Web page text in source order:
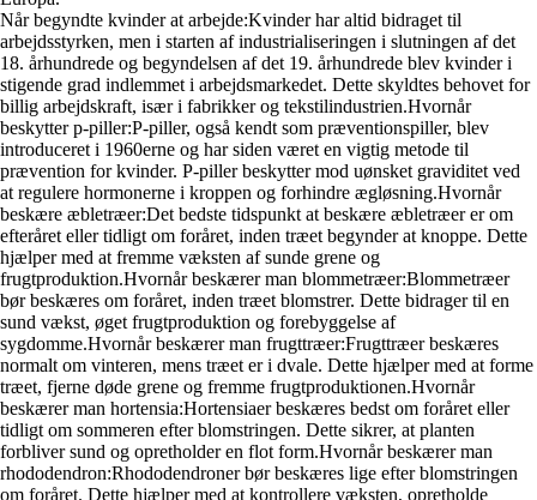
Når begyndte kvinder at arbejde:Kvinder har altid bidraget til
arbejdsstyrken, men i starten af industrialiseringen i slutningen af det
18. århundrede og begyndelsen af det 19. århundrede blev kvinder i
stigende grad indlemmet i arbejdsmarkedet. Dette skyldtes behovet for
billig arbejdskraft, især i fabrikker og tekstilindustrien.Hvornår
beskytter p-piller:P-piller, også kendt som præventionspiller, blev
introduceret i 1960erne og har siden været en vigtig metode til
prævention for kvinder. P-piller beskytter mod uønsket graviditet ved
at regulere hormonerne i kroppen og forhindre ægløsning.Hvornår
beskære æbletræer:Det bedste tidspunkt at beskære æbletræer er om
efteråret eller tidligt om foråret, inden træet begynder at knoppe. Dette
hjælper med at fremme væksten af sunde grene og
frugtproduktion.Hvornår beskærer man blommetræer:Blommetræer
bør beskæres om foråret, inden træet blomstrer. Dette bidrager til en
sund vækst, øget frugtproduktion og forebyggelse af
sygdomme.Hvornår beskærer man frugttræer:Frugttræer beskæres
normalt om vinteren, mens træet er i dvale. Dette hjælper med at forme
træet, fjerne døde grene og fremme frugtproduktionen.Hvornår
beskærer man hortensia:Hortensiaer beskæres bedst om foråret eller
tidligt om sommeren efter blomstringen. Dette sikrer, at planten
forbliver sund og opretholder en flot form.Hvornår beskærer man
rhododendron:Rhododendroner bør beskæres lige efter blomstringen
om foråret. Dette hjælper med at kontrollere væksten, opretholde